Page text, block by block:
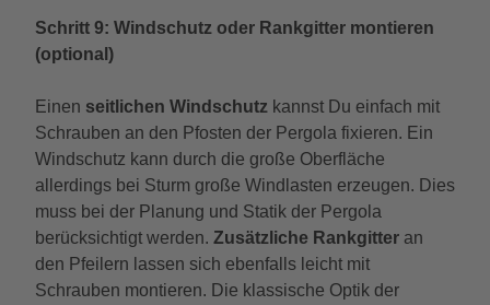
Schritt 9: Windschutz oder Rankgitter montieren
(optional)
Einen seitlichen Windschutz kannst Du einfach mit
Schrauben an den Pfosten der Pergola fixieren. Ein
Windschutz kann durch die große Oberfläche
allerdings bei Sturm große Windlasten erzeugen. Dies
muss bei der Planung und Statik der Pergola
berücksichtigt werden. Zusätzliche Rankgitter an
den Pfeilern lassen sich ebenfalls leicht mit
Schrauben montieren. Die klassische Optik der